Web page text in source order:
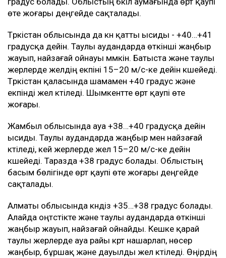
Қазгидромет бірнеше қаланың тұрғындарына ескерту
Мән-жайы
Ең жоғары температура Қызылорда облысында
күтіледі. Күндіз ауа температурасы +40…+43 градусқа
дейін көтеріледі. Қызылорда қаласында +40…+41
градус болады. Облыстың бүкіл аумағында өрт қаупі
Түркістан облысында да күн қатты ысиды - +40…+41
градусқа дейін. Таулы аудандарда өткінші жаңбыр
жауып, найзағай ойнауы мүмкін. Батыста және таулы
жерлерде желдің екпіні 15–20 м/с-ке дейін күшейеді.
Түркістан қаласында шамамен +40 градус және
жоғары.
Жамбыл облысында ауа +38…+40 градусқа дейін
ысиды. Таулы аудандарда жаңбыр мен найзағай
күтіледі, кей жерлерде жел 15–20 м/с-ке дейін